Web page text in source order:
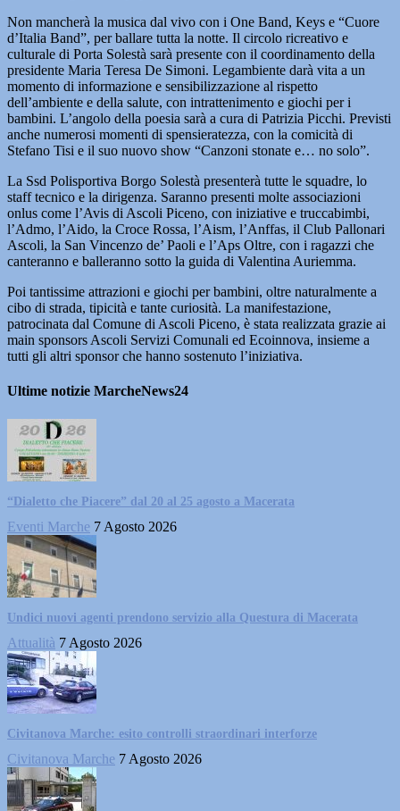
Non mancherà la musica dal vivo con i One Band, Keys e “Cuore
d’Italia Band”, per ballare tutta la notte. Il circolo ricreativo e
culturale di Porta Solestà sarà presente con il coordinamento della
presidente Maria Teresa De Simoni. Legambiente darà vita a un
momento di informazione e sensibilizzazione al rispetto
dell’ambiente e della salute, con intrattenimento e giochi per i
bambini. L’angolo della poesia sarà a cura di Patrizia Picchi. Previsti
anche numerosi momenti di spensieratezza, con la comicità di
Stefano Tisi e il suo nuovo show “Canzoni stonate e… no solo”.
La Ssd Polisportiva Borgo Solestà presenterà tutte le squadre, lo
staff tecnico e la dirigenza. Saranno presenti molte associazioni
onlus come l’Avis di Ascoli Piceno, con iniziative e truccabimbi,
l’Admo, l’Aido, la Croce Rossa, l’Aism, l’Anffas, il Club Pallonari
Ascoli, la San Vincenzo de’ Paoli e l’Aps Oltre, con i ragazzi che
canteranno e balleranno sotto la guida di Valentina Auriemma.
Poi tantissime attrazioni e giochi per bambini, oltre naturalmente a
cibo di strada, tipicità e tante curiosità. La manifestazione,
patrocinata dal Comune di Ascoli Piceno, è stata realizzata grazie ai
main sponsors Ascoli Servizi Comunali ed Ecoinnova, insieme a
tutti gli altri sponsor che hanno sostenuto l’iniziativa.
Ultime notizie MarcheNews24
“Dialetto che Piacere” dal 20 al 25 agosto a Macerata
Eventi Marche 7 Agosto 2026
Undici nuovi agenti prendono servizio alla Questura di Macerata
Attualità 7 Agosto 2026
Civitanova Marche: esito controlli straordinari interforze
Civitanova Marche 7 Agosto 2026